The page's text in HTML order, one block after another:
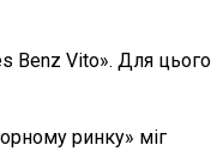
Benz Vito». Для цього
ринку» міг